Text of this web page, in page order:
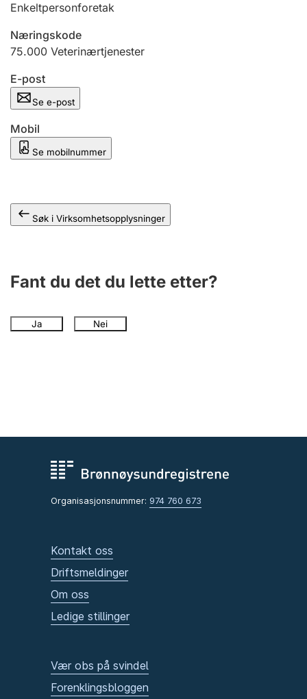
Offentlig sektor
Andre tema
Enkeltpersonforetak
Næringskode
75.000 Veterinærtjenester
E-post
Se e-post
Mobil
Se mobilnummer
Søk i Virksomhetsopplysninger
Fant du det du lette etter?
Ja Nei
Organisasjonsnummer: 974 760 673
Kontakt oss
Driftsmeldinger
Om oss
Ledige stillinger
Vær obs på svindel
Forenklingsbloggen